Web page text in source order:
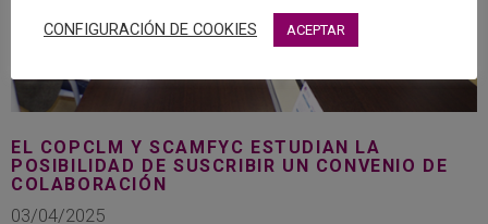
EL COPCLM Y SCAMFYC ESTUDIAN LA
POSIBILIDAD DE SUSCRIBIR UN CONVENIO DE
COLABORACIÓN
03/04/2025
CONFIGURACIÓN DE COOKIES ACEPTAR